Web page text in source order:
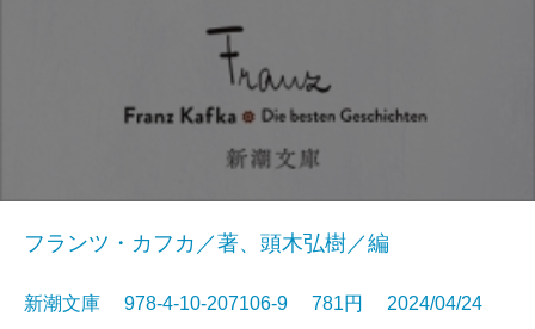
フランツ・カフカ／著、頭木弘樹／編
新潮文庫 978-4-10-207106-9 781円 2024/04/24